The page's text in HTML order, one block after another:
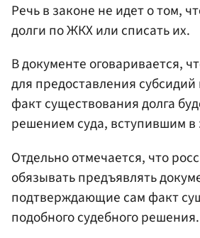
Речь в законе не идет о том,
долги по ЖКХ или списать их.
В документе оговаривается,
для предоставления
факт существования долга
решением суда, вступившим в
Отдельно отмечается, что
обязывать предъявлять
подтверждающие сам факт
подобного судебного решения.